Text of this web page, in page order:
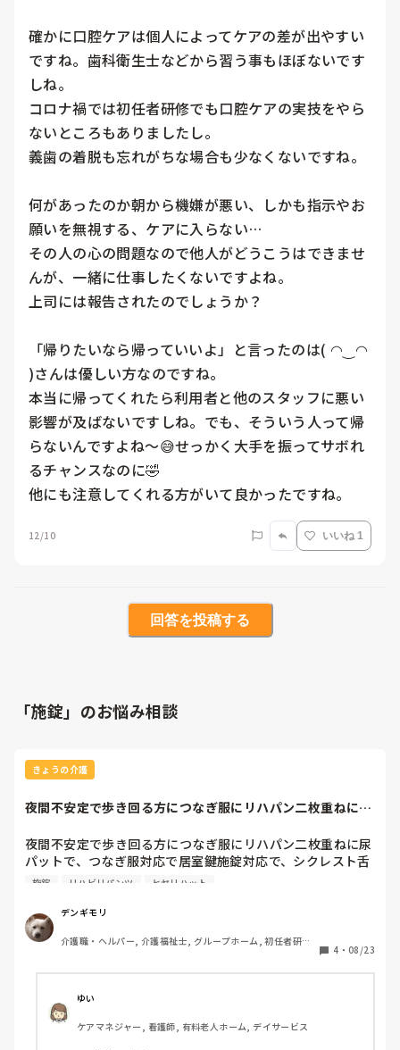
確かに口腔ケアは個人によってケアの差が出やすい
ですね。歯科衛生士などから習う事もほぼないです
しね。
コロナ禍では初任者研修でも口腔ケアの実技をやら
ないところもありましたし。
義歯の着脱も忘れがちな場合も少なくないですね。
何があったのか朝から機嫌が悪い、しかも指示やお
願いを無視する、ケアに入らない…
その人の心の問題なので他人がどうこうはできませ
んが、一緒に仕事したくないですよね。
上司には報告されたのでしょうか？
「帰りたいなら帰っていいよ」と言ったのは( ◠‿◠
)さんは優しい方なのですね。
本当に帰ってくれたら利用者と他のスタッフに悪い
影響が及ばないですしね。でも、そういう人って帰
らないんですよね〜😅せっかく大手を振ってサボれ
るチャンスなのに🤣
他にも注意してくれる方がいて良かったですね。
12/10 いいね 1
回答を投稿する
「施錠」のお悩み相談
きょうの介護
夜間不安定で歩き回る方につなぎ服にリハパン二枚重ねに尿
夜間不安定で歩き回る方につなぎ服にリハパン二枚重ねに尿
パットで、つなぎ服対応で居室鍵施錠対応で、シクレスト舌
下錠二錠プラス声が出たら、不眠時薬服用プラスもう一包睡
施錠 リハビリパンツ ヒヤリハット
デンギモリ
介護職・ヘルパー, 介護福祉士, グループホーム, 初任者研修,
4 ・ 08/23
ゆい
ケアマネジャー, 看護師, 有料老人ホーム, デイサービス